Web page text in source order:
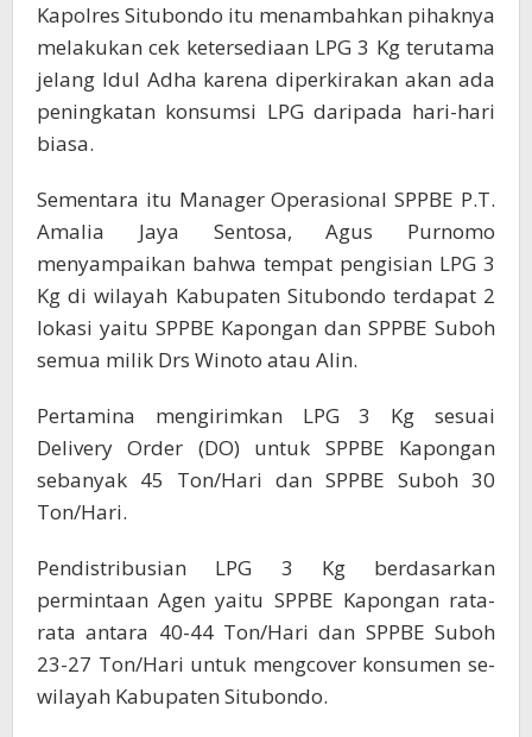
Kapolres Situbondo itu menambahkan pihaknya
melakukan cek ketersediaan LPG 3 Kg terutama
jelang Idul Adha karena diperkirakan akan ada
peningkatan konsumsi LPG daripada hari-hari
biasa.
Sementara itu Manager Operasional SPPBE P.T.
Amalia Jaya Sentosa, Agus Purnomo
menyampaikan bahwa tempat pengisian LPG 3
Kg di wilayah Kabupaten Situbondo terdapat 2
lokasi yaitu SPPBE Kapongan dan SPPBE Suboh
semua milik Drs Winoto atau Alin.
Pertamina mengirimkan LPG 3 Kg sesuai
Delivery Order (DO) untuk SPPBE Kapongan
sebanyak 45 Ton/Hari dan SPPBE Suboh 30
Ton/Hari.
Pendistribusian LPG 3 Kg berdasarkan
permintaan Agen yaitu SPPBE Kapongan rata-
rata antara 40-44 Ton/Hari dan SPPBE Suboh
23-27 Ton/Hari untuk mengcover konsumen se-
wilayah Kabupaten Situbondo.